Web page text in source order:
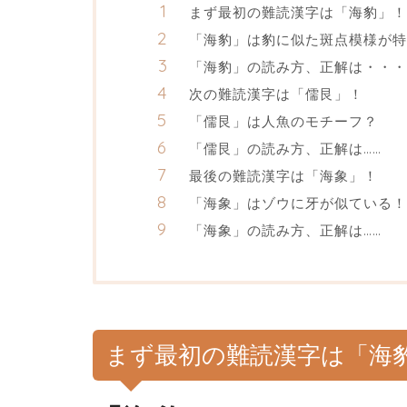
まず最初の難読漢字は「海豹」！
「海豹」は豹に似た斑点模様が特
「海豹」の読み方、正解は・・・
次の難読漢字は「儒艮」！
「儒艮」は人魚のモチーフ？
「儒艮」の読み方、正解は……
最後の難読漢字は「海象」！
「海象」はゾウに牙が似ている！
「海象」の読み方、正解は……
まず最初の難読漢字は「海